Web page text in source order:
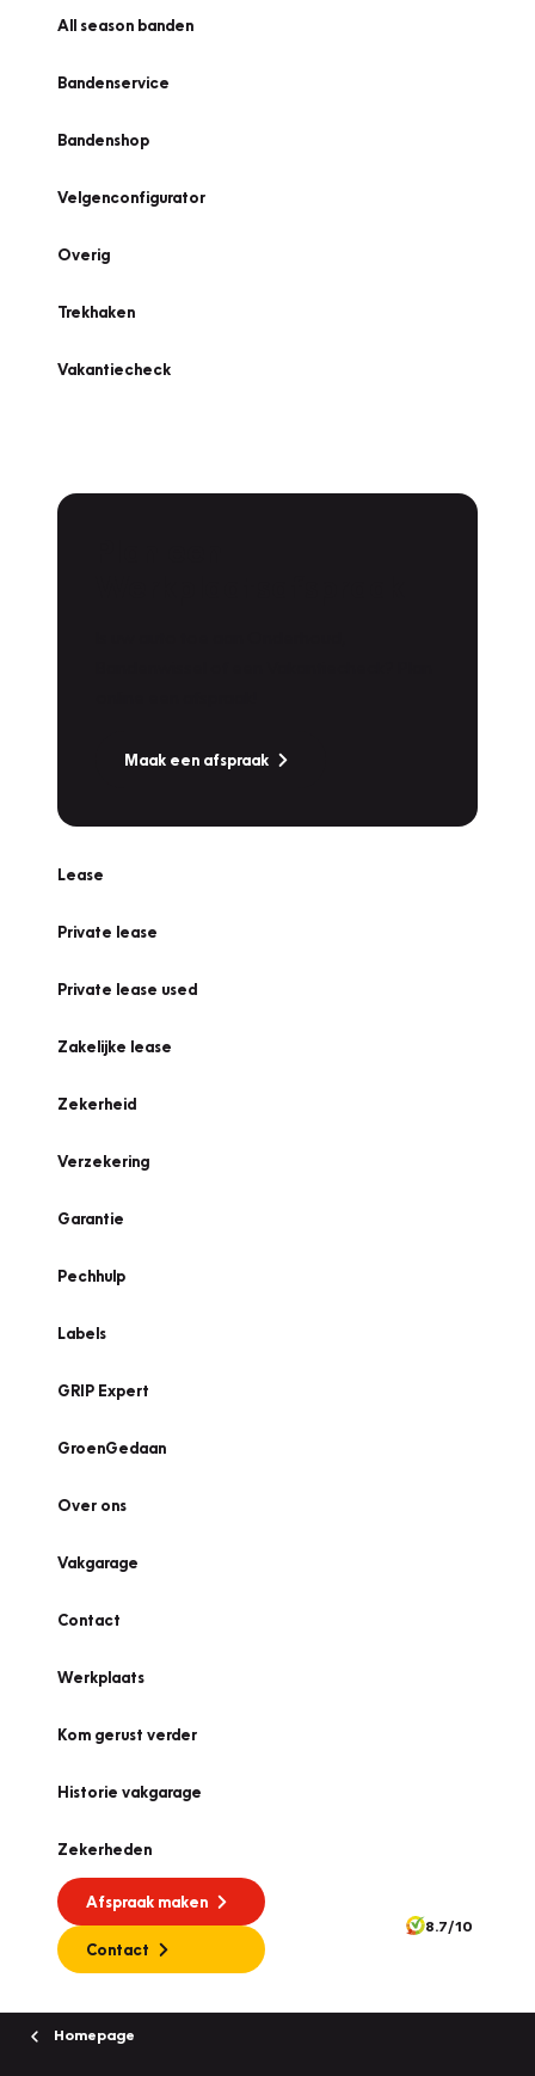
All season banden
Bandenservice
Bandenshop
Velgenconfigurator
Overig
Trekhaken
Vakantiecheck
Maak een afspraak
Lease
Private lease
Private lease used
Zakelijke lease
Zekerheid
Verzekering
Garantie
Pechhulp
Labels
GRIP Expert
GroenGedaan
Over ons
Vakgarage
Contact
Werkplaats
Kom gerust verder
Historie vakgarage
Zekerheden
Afspraak maken
Contact
8.7/10
Homepage